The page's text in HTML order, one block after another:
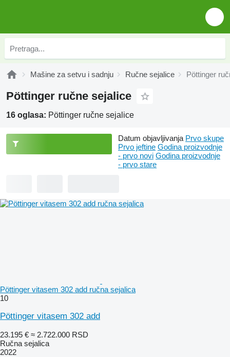
Mašinе za setvu i sadnju Ručne sejalice Pöttinger
Pöttinger ručne sejalice
16 oglasa: Pöttinger ručne sejalice
Datum objavljivanja Prvo skupe
Prvo jeftine Godina proizvodnje
- prvo novi Godina proizvodnje
- prvo stare
Pöttinger vitasem 302 add ručna sejalica
10
Pöttinger vitasem 302 add
23.195 € ≈ 2.722.000 RSD
Ručna sejalica
2022